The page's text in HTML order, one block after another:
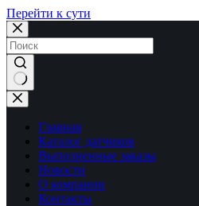
Перейти к сути
Ничего
не
найденоГлавная
Каталог датчиков
Выполненные заказы
Новости
О компании
Контакты